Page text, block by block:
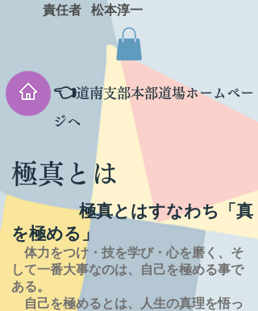
責任者 松本淳一
👈道南支部本部道場ホームペー
ジへ
極真とは
極真とはすなわち「真
を極める」
体力をつけ・技を学び・心を磨く、そ
して一番大事なのは、自己を極める事で
ある。
自己を極めるとは、
人生の真理を悟っ